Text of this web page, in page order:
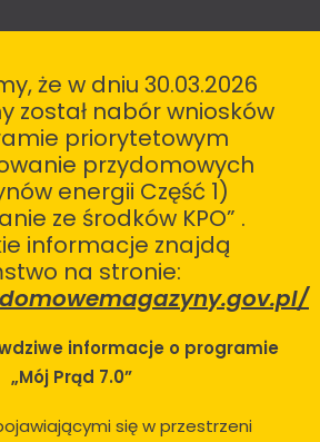
że w dniu 30.03.2026
został nabór wniosków
priorytetowym
przydomowych
energii Część 1)
ze środków KPO” .
informacje znajdą
na stronie:
informacje o programie
„Mój Prąd 7.0”
się w przestrzeni